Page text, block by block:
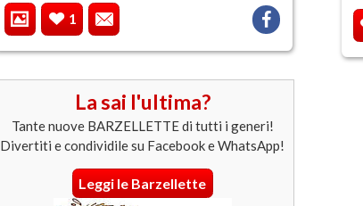
1
La sai l'ultima?
Tante nuove BARZELLETTE di tutti i generi!
Divertiti e condividile su Facebook e WhatsApp!
Leggi le Barzellette